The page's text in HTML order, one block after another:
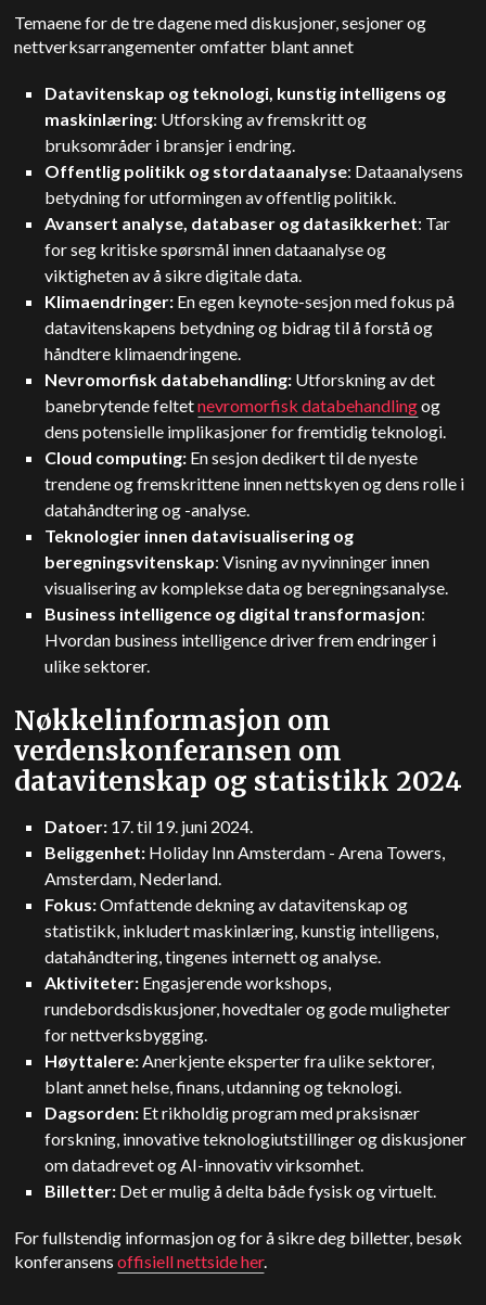
Temaene for de tre dagene med diskusjoner, sesjoner og
nettverksarrangementer omfatter blant annet
Datavitenskap og teknologi, kunstig intelligens og
maskinlæring: Utforsking av fremskritt og
bruksområder i bransjer i endring.
Offentlig politikk og stordataanalyse: Dataanalysens
betydning for utformingen av offentlig politikk.
Avansert analyse, databaser og datasikkerhet: Tar
for seg kritiske spørsmål innen dataanalyse og
viktigheten av å sikre digitale data.
Klimaendringer: En egen keynote-sesjon med fokus på
datavitenskapens betydning og bidrag til å forstå og
håndtere klimaendringene.
Nevromorfisk databehandling: Utforskning av det
banebrytende feltetnevromorfisk databehandlingog
dens potensielle implikasjoner for fremtidig teknologi.
Cloud computing: En sesjon dedikert til de nyeste
trendene og fremskrittene innen nettskyen og dens rolle i
datahåndtering og -analyse.
Teknologier innen datavisualisering og
beregningsvitenskap: Visning av nyvinninger innen
visualisering av komplekse data og beregningsanalyse.
Business intelligence og digital transformasjon:
Hvordan business intelligence driver frem endringer i
ulike sektorer.
Nøkkelinformasjon om
verdenskonferansen om
datavitenskap og statistikk 2024
Datoer: 17. til 19. juni 2024.
Beliggenhet: Holiday Inn Amsterdam - Arena Towers,
Amsterdam, Nederland.
Fokus:Omfattende dekning av datavitenskap og
statistikk, inkludert maskinlæring, kunstig intelligens,
datahåndtering, tingenes internett og analyse.
Aktiviteter: Engasjerende workshops,
rundebordsdiskusjoner, hovedtaler og gode muligheter
for nettverksbygging.
Høyttalere:Anerkjente eksperter fra ulike sektorer,
blant annet helse, finans, utdanning og teknologi.
Dagsorden: Et rikholdig program med praksisnær
forskning, innovative teknologiutstillinger og diskusjoner
om datadrevet og AI-innovativ virksomhet.
Billetter: Det er mulig å delta både fysisk og virtuelt.
For fullstendig informasjon og for å sikre deg billetter, besøk
konferansensoffisiell nettside her.